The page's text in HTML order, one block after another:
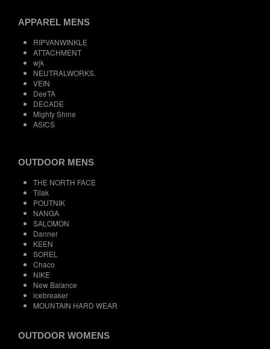
APPAREL MENS
RIPVANWINKLE
ATTACHMENT
wjk
NEUTRALWORKS.
VEIN
DeeTA
DECADE
Mighty Shine
ASICS
OUTDOOR MENS
THE NORTH FACE
Tilak
POUTNIK
NANGA
SALOMON
Danner
KEEN
SOREL
Chaco
NIKE
New Balance
icebreaker
MOUNTAIN HARD WEAR
OUTDOOR WOMENS